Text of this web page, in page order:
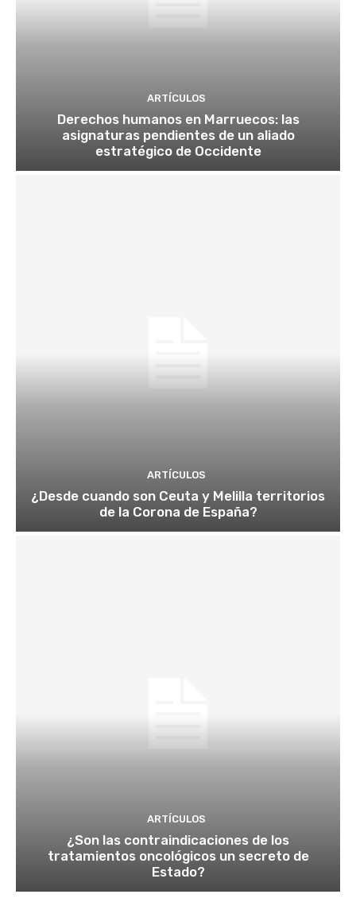
ARTÍCULOS
Derechos humanos en Marruecos: las
asignaturas pendientes de un aliado
estratégico de Occidente
ARTÍCULOS
¿Desde cuando son Ceuta y Melilla territorios
de la Corona de España?
ARTÍCULOS
¿Son las contraindicaciones de los
tratamientos oncológicos un secreto de
Estado?